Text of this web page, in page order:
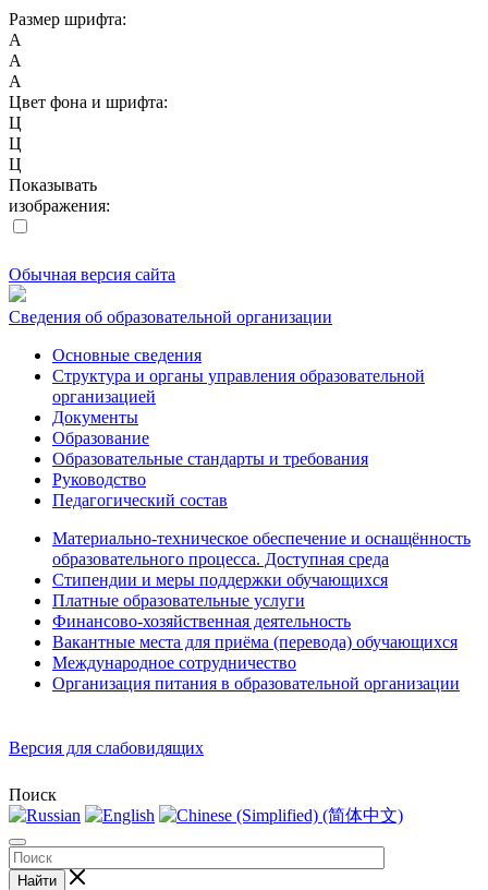
Размер шрифта:
A
A
A
Цвет фона и шрифта:
Ц
Ц
Ц
Показывать
изображения:
Обычная версия сайта
Сведения об образовательной организации
Основные сведения
Структура и органы управления образовательной
организацией
Документы
Образование
Образовательные стандарты и требования
Руководство
Педагогический состав
Материально-техническое обеспечение и оснащённость
образовательного процесса. Доступная среда
Стипендии и меры поддержки обучающихся
Платные образовательные услуги
Финансово-хозяйственная деятельность
Вакантные места для приёма (перевода) обучающихся
Международное сотрудничество
Организация питания в образовательной организации
Версия для слабовидящих
Поиск
Найти